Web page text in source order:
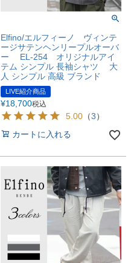
Elfino/エルフィーノ ヴィンテ
ージサテンヘンリープルオーバ
ー EL-254 オリジナルアイ
テム シンプル 長袖シャツ 大
人 シンプル 高級 ブランド
LIVE紹介商品
¥18,700税込
5.00 （3）
カートに入れる